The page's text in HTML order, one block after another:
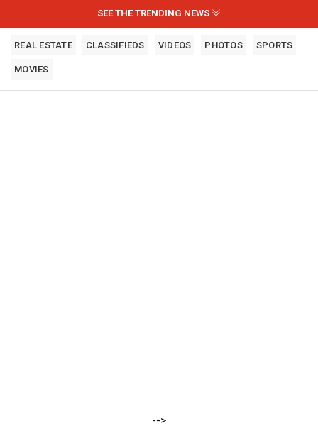
SEE THE TRENDING NEWS
REAL ESTATE CLASSIFIEDS VIDEOS PHOTOS SPORTS
MOVIES
-->